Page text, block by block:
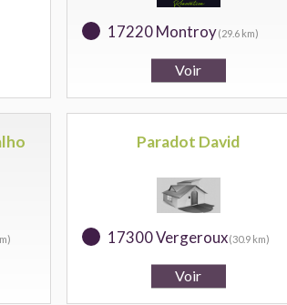
17220 Montroy(29.6 km)
Paradot David
17300 Vergeroux(30.9 km)